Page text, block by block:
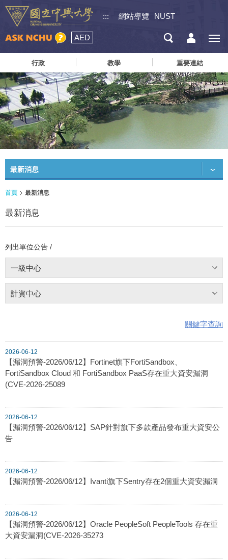
::: 網站導覽 NUST
AED
行政 教學 重要連結
最新消息
首頁 最新消息
最新消息
列出單位公告 /
一級中心
計資中心
關鍵字查詢
2026-06-12
【漏洞預警-2026/06/12】Fortinet旗下FortiSandbox、
FortiSandbox Cloud 和 FortiSandbox PaaS存在重大資安漏洞
(CVE-2026-25089
2026-06-12
【漏洞預警-2026/06/12】SAP針對旗下多款產品發布重大資安公
告
2026-06-12
【漏洞預警-2026/06/12】Ivanti旗下Sentry存在2個重大資安漏洞
2026-06-12
【漏洞預警-2026/06/12】Oracle PeopleSoft PeopleTools 存在重
大資安漏洞(CVE-2026-35273